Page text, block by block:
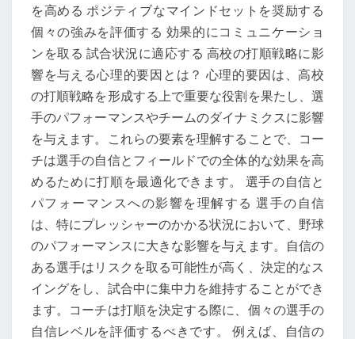
を高める ポジティブなマインドセットを奨励する
個々の強みを評価する 効果的にコミュニケーショ
ンを取る 試合状況に適応する 高校の打順戦略に影
響を与える心理的要因とは？ 心理的要因は、高校
の打順戦略を形成する上で重要な役割を果たし、選
手のパフォーマンスやチームのダイナミクスに影響
を与えます。これらの要素を理解することで、コー
チは選手の自信とフィールドでの全体的な効果を高
めるために打順を最適化できます。 選手の自信と
パフォーマンスへの影響を理解する 選手の自信
は、特にプレッシャーのかかる状況において、野球
のパフォーマンスに大きな影響を与えます。自信の
ある選手はリスクを取る可能性が高く、決定的なス
イングをし、試合中に集中力を維持することができ
ます。コーチは打順を決定する際に、個々の選手の
自信レベルを評価するべきです。 例えば、自信の